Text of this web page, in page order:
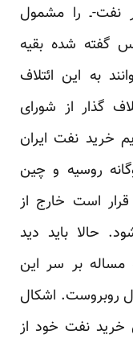
نفت-ـ را مشمول
گفته شده بقیه
به این ائتلاف
گذار از شورای
خرید نفت ایران
روسیه و چین
است خارج از
حالا باید دید
مساله بر سر این
روبروست. اشکال
نفت خود از